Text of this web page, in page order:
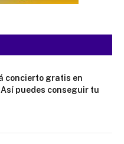
concierto gratis en
puedes conseguir tu